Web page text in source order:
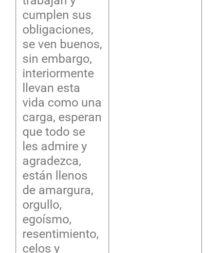
cumplen sus
obligaciones,
se ven buenos,
sin embargo,
interiormente
llevan esta
vida como una
carga, esperan
que todo se
les admire y
agradezca,
están llenos
de amargura,
orgullo,
egoísmo,
resentimiento,
celos y